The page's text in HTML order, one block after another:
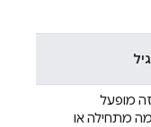
מופעל
מתחילה או